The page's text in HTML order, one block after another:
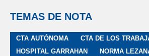
TEMAS DE NOTA
CTA AUTÓNOMA
HOSPITAL GARRAHAN
NORMA